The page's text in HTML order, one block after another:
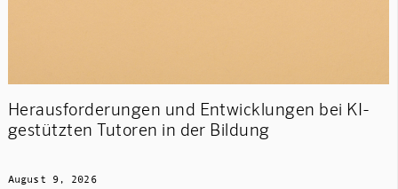
Herausforderungen und Entwicklungen bei KI-
gestützten Tutoren in der Bildung
August 9, 2026